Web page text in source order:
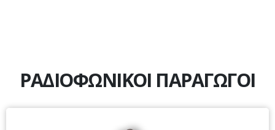
ΡΑΔΙΟΦΩΝΙΚΟΙ ΠΑΡΑΓΩΓΟΙ